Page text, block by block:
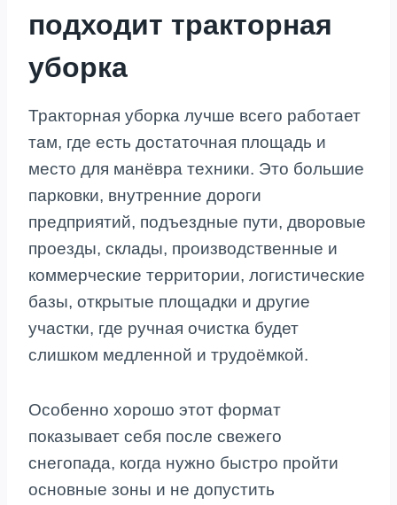
подходит тракторная
уборка
Тракторная уборка лучше всего работает
там, где есть достаточная площадь и
место для манёвра техники. Это большие
парковки, внутренние дороги
предприятий, подъездные пути, дворовые
проезды, склады, производственные и
коммерческие территории, логистические
базы, открытые площадки и другие
участки, где ручная очистка будет
слишком медленной и трудоёмкой.
Особенно хорошо этот формат
показывает себя после свежего
снегопада, когда нужно быстро пройти
основные зоны и не допустить